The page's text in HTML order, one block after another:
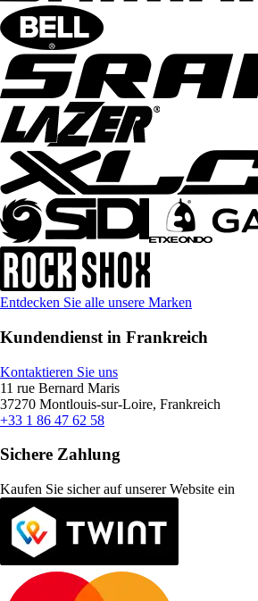
Entdecken Sie alle unsere Marken
Kundendienst in Frankreich
Kontaktieren Sie uns
11 rue Bernard Maris
37270 Montlouis-sur-Loire, Frankreich
+33 1 86 47 62 58
Sichere Zahlung
Kaufen Sie sicher auf unserer Website ein